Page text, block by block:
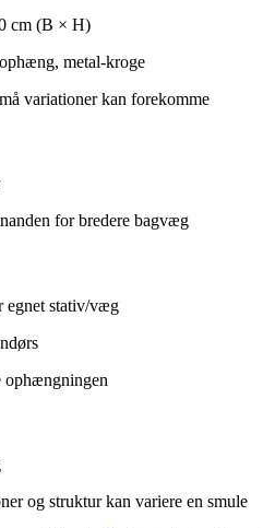
cm (B × H)
metal-kroge
variationer kan forekomme
for bredere bagvæg
stativ/væg
ophængningen
og struktur kan variere en smule